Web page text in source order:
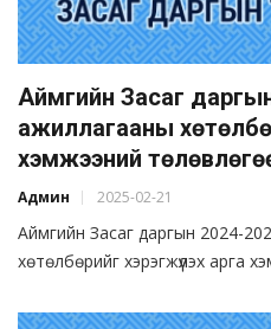
Аймгийн Засаг
ажиллагааны
хэмжээний
Админ 2025-02-21
Аймгийн Засаг даргын 2024-
хөтөлбөрийг хэрэгжүүлэх арга